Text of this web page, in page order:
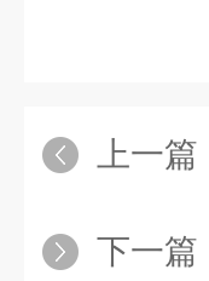
上一篇
下一篇